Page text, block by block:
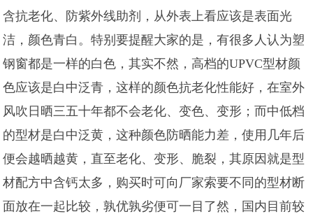
含抗老化、防紫外线助剂，从外表上看应该是表面光
洁，颜色青白。特别要提醒大家的是，有很多人认为塑
钢窗都是一样的白色，其实不然，高档的UPVC型材颜
色应该是白中泛青，这样的颜色抗老化性能好，在室外
风吹日晒三五十年都不会老化、变色、变形；而中低档
的型材是白中泛黄，这种颜色防晒能力差，使用几年后
便会越晒越黄，直至老化、变形、脆裂，其原因就是型
材配方中含钙太多，购买时可向厂家索要不同的型材断
面放在一起比较，孰优孰劣便可一目了然，国内目前较